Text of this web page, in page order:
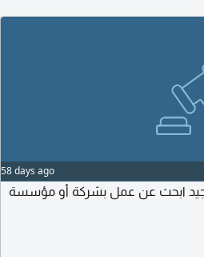
58 days ago
دفعة 2025 تقدير جيد ابحث عن عمل بشركة أو مؤسسة